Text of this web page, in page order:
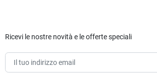
Ricevi le nostre novità e le offerte speciali